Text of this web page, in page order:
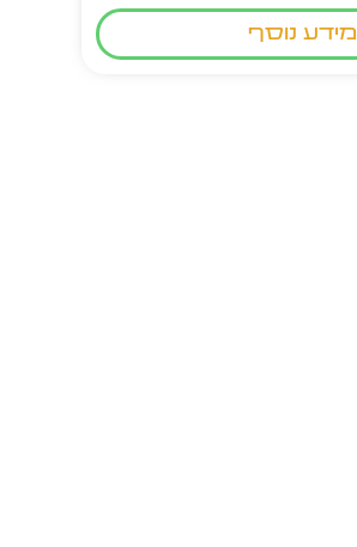
מידע נוסף